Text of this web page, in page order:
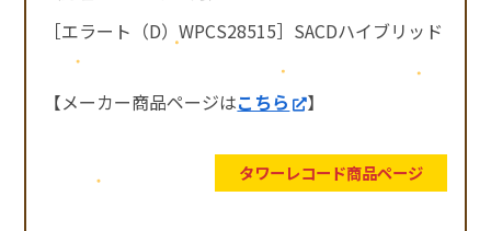
［エラート（D）WPCS28515］SACDハイブリッド
【メーカー商品ページはこちら 】
タワーレコード商品ページ